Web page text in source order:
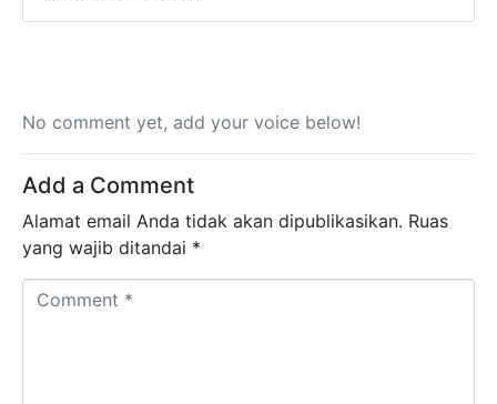
No comment yet, add your voice below!
Add a Comment
Alamat email Anda tidak akan dipublikasikan. Ruas
yang wajib ditandai *
Comment *